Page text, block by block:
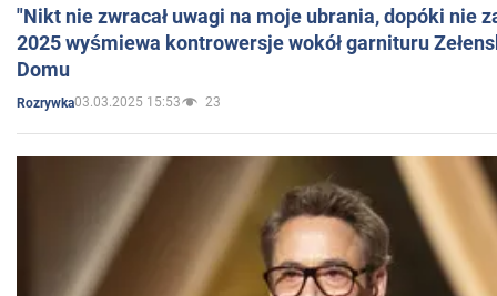
"Nikt nie zwracał uwagi na moje ubrania, dopóki nie
2025 wyśmiewa kontrowersje wokół garnituru
Domu
Rozrywka03.03.2025 15:53 23